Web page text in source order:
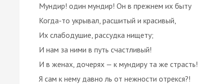
Мундир! один мундир! Он в прежнем их быту
Когда-то укрывал, расшитый и красивый,
Их слабодушие, рассудка нищету;
И нам за ними в путь счастливый!
И в женах, дочерях — к мундиру та же страсть!
Я сам к нему давно ль от нежности отрекся?!